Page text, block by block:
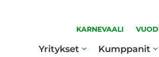
KARNEVAALI
Yritykset Kumppanit